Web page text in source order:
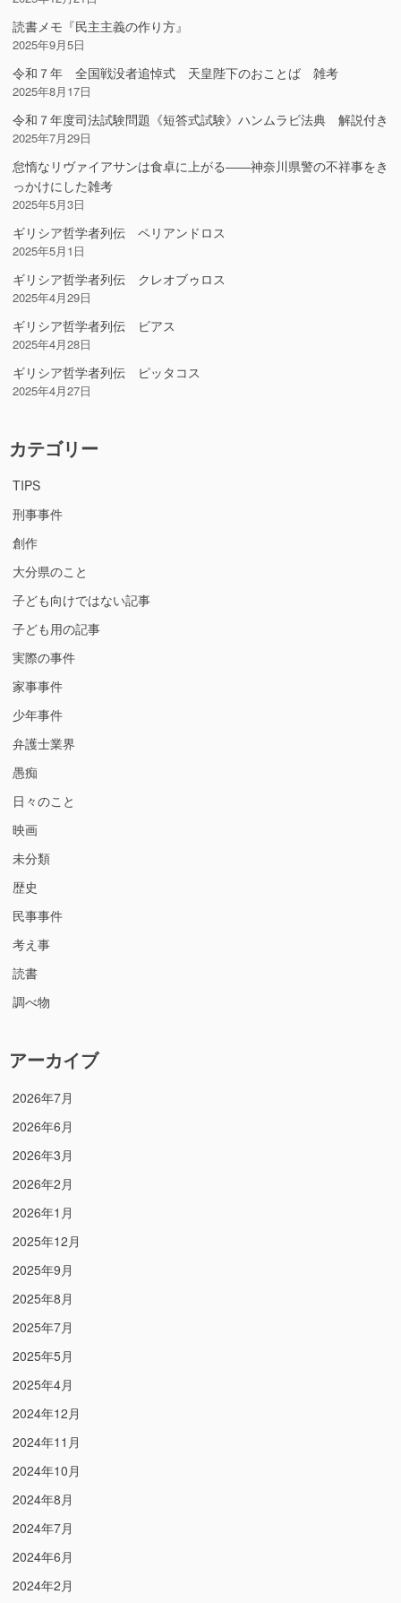
読書メモ『民主主義の作り方』
2025年9月5日
令和７年 全国戦没者追悼式 天皇陛下のおことば 雑考
2025年8月17日
令和７年度司法試験問題《短答式試験》ハンムラビ法典 解説付き
2025年7月29日
怠惰なリヴァイアサンは食卓に上がる――神奈川県警の不祥事をき
っかけにした雑考
2025年5月3日
ギリシア哲学者列伝 ペリアンドロス
2025年5月1日
ギリシア哲学者列伝 クレオブゥロス
2025年4月29日
ギリシア哲学者列伝 ビアス
2025年4月28日
ギリシア哲学者列伝 ピッタコス
2025年4月27日
カテゴリー
TIPS
刑事事件
創作
大分県のこと
子ども向けではない記事
子ども用の記事
実際の事件
家事事件
少年事件
弁護士業界
愚痴
日々のこと
映画
未分類
歴史
民事事件
考え事
読書
調べ物
アーカイブ
2026年7月
2026年6月
2026年3月
2026年2月
2026年1月
2025年12月
2025年9月
2025年8月
2025年7月
2025年5月
2025年4月
2024年12月
2024年11月
2024年10月
2024年8月
2024年7月
2024年6月
2024年2月